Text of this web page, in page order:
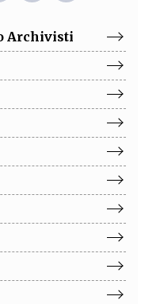
AUTORI CURATORI
PUBBLICITÀ CONTATTI
Archivisti